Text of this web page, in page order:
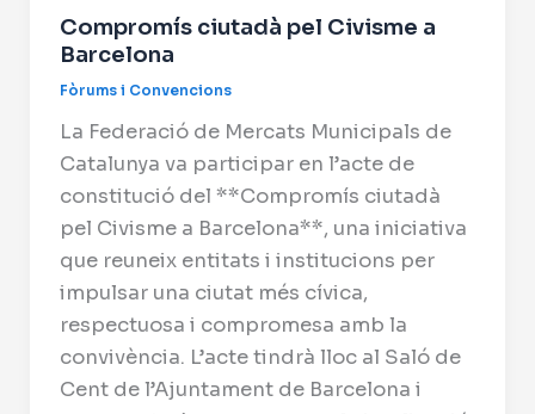
Compromís ciutadà pel Civisme a
Barcelona
Fòrums i Convencions
La Federació de Mercats Municipals de
Catalunya va participar en l’acte de
constitució del **Compromís ciutadà
pel Civisme a Barcelona**, una iniciativa
que reuneix entitats i institucions per
impulsar una ciutat més cívica,
respectuosa i compromesa amb la
convivència. L’acte tindrà lloc al Saló de
Cent de l’Ajuntament de Barcelona i